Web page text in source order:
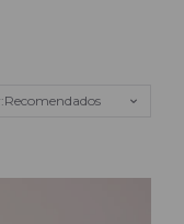
Recomendados